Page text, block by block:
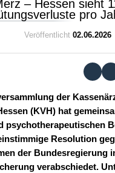
– Hessen sieht
pro
Veröffentlicht 02.06.2026
der
(KVH) hat
psychotherapeutischen
Resolution
der Bundesregierung
verabschiedet.